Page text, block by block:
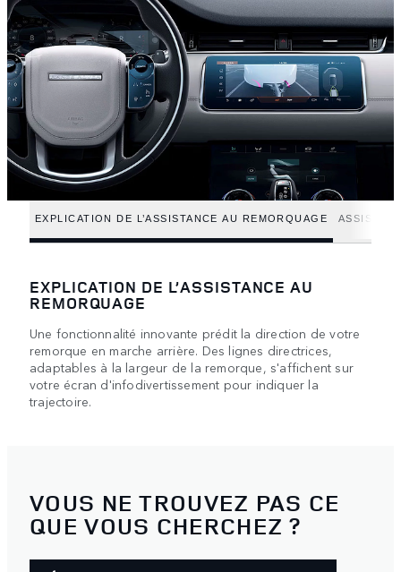
EXPLICATION DE L’ASSISTANCE AU REMORQUAGE
EXPLICATION DE L’ASSISTANCE AU
REMORQUAGE
Une fonctionnalité innovante prédit la direction de votre
remorque en marche arrière. Des lignes directrices,
adaptables à la largeur de la remorque, s'affichent sur
votre écran d'infodivertissement pour indiquer la
trajectoire.
VOUS NE TROUVEZ PAS CE
QUE VOUS CHERCHEZ ?